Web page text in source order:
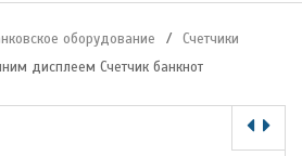
оборудование /
Счетчики
дисплеем Счетчик банкнот